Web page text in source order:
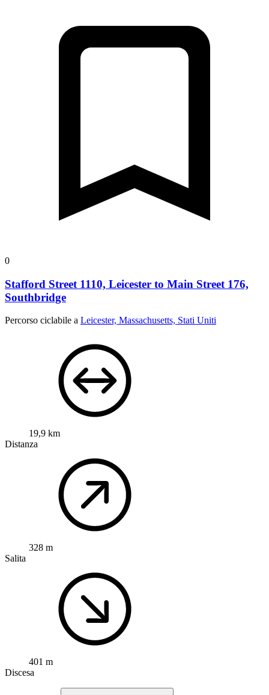
0
Stafford Street 1110, Leicester to Main Street 176,
Southbridge
Percorso ciclabile a Leicester, Massachusetts, Stati Uniti
19,9 km
Distanza
328 m
Salita
401 m
Discesa